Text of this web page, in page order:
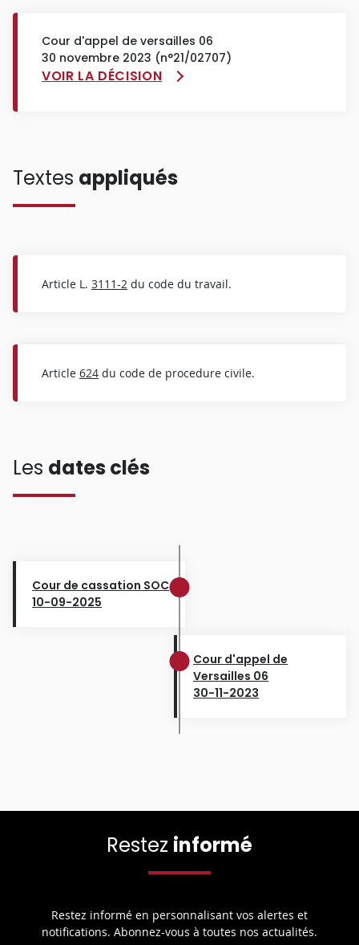
Cour d'appel de versailles 06
30 novembre 2023 (n°21/02707)
VOIR LA DÉCISION
Textes appliqués
Article L. 3111-2 du code du travail.
Article 624 du code de procedure civile.
Les dates clés
Cour de cassation SOC
10-09-2025
Cour d'appel de
Versailles 06
30-11-2023
Restez informé
Restez informé en personnalisant vos alertes et
notifications. Abonnez-vous à toutes nos actualités.